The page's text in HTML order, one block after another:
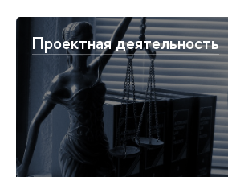
Проектная деятельность